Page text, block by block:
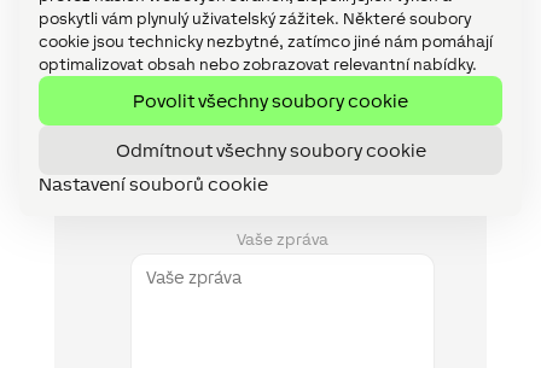
poskytli vám plynulý uživatelský zážitek. Některé soubory
cookie jsou technicky nezbytné, zatímco jiné nám pomáhají
optimalizovat obsah nebo zobrazovat relevantní nabídky.
Povolit všechny soubory cookie
Odmítnout všechny soubory cookie
Nastavení souborů cookie
E-mail
Telefon
Vaše zpráva